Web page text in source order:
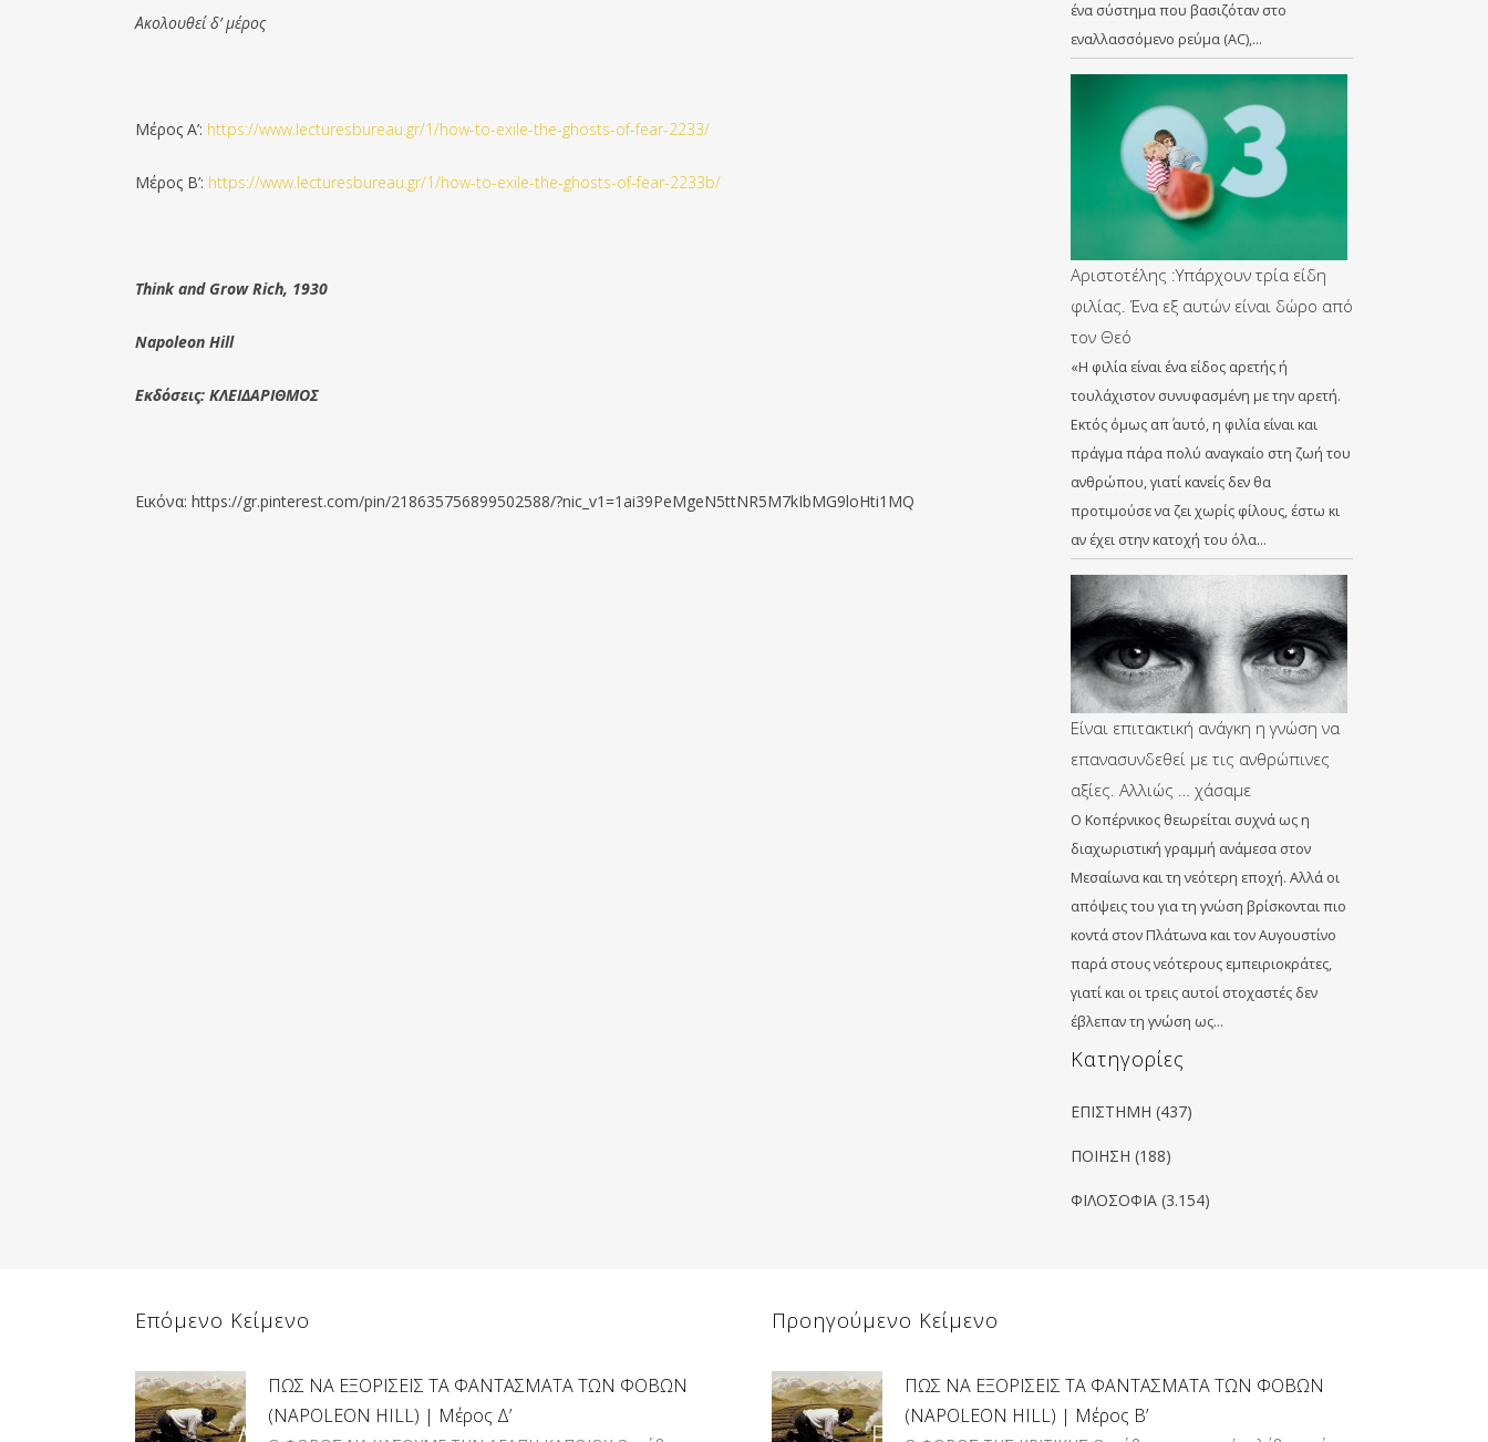
Ακολουθεί δ’ μέρος
Μέρος Α’: https://www.lecturesbureau.gr/1/how-to-exile-the-ghosts-of-fear-2233/
Μέρος Β’: https://www.lecturesbureau.gr/1/how-to-exile-the-ghosts-of-fear-2233b/
Think and Grow Rich, 1930
Napoleon Hill
Εκδόσεις: ΚΛΕΙΔΑΡΙΘΜΟΣ
Εικόνα: https://gr.pinterest.com/pin/218635756899502588/?nic_v1=1ai39PeMgeN5ttNR5M7kIbMG9loHti1MQ
ένα σύστημα που βασιζόταν στο
εναλλασσόμενο ρεύμα (AC),…
Αριστοτέλης :Υπάρχουν τρία είδη
φιλίας. Ένα εξ αυτών είναι δώρο από
τον Θεό
«Η φιλία είναι ένα είδος αρετής ή
τουλάχιστον συνυφασμένη με την αρετή.
Εκτός όμως απ΄ αυτό, η φιλία είναι και
πράγμα πάρα πολύ αναγκαίο στη ζωή του
ανθρώπου, γιατί κανείς δεν θα
προτιμούσε να ζει χωρίς φίλους, έστω κι
αν έχει στην κατοχή του όλα…
Είναι επιτακτική ανάγκη η γνώση να
επανασυνδεθεί με τις ανθρώπινες
αξίες. Αλλιώς … χάσαμε
Ο Κοπέρνικος θεωρείται συχνά ως η
διαχωριστική γραμμή ανάμεσα στον
Μεσαίωνα και τη νεότερη εποχή. Αλλά οι
απόψεις του για τη γνώση βρίσκονται πιο
κοντά στον Πλάτωνα και τον Αυγουστίνο
παρά στους νεότερους εμπειριοκράτες,
γιατί και οι τρεις αυτοί στοχαστές δεν
έβλεπαν τη γνώση ως…
Kατηγορίες
ΕΠΙΣΤΗΜΗ (437)
ΠΟΙΗΣΗ (188)
ΦΙΛΟΣΟΦΙΑ (3.154)
Επόμενο Κείμενο
ΠΩΣ ΝΑ ΕΞΟΡΙΣΕΙΣ ΤΑ ΦΑΝΤΑΣΜΑΤΑ ΤΩΝ ΦΟΒΩΝ
(NAPOLEON HILL) | Μέρος Δ’
Προηγούμενο Κείμενο
ΠΩΣ ΝΑ ΕΞΟΡΙΣΕΙΣ ΤΑ ΦΑΝΤΑΣΜΑΤΑ ΤΩΝ ΦΟΒΩΝ
(NAPOLEON HILL) | Μέρος Β’